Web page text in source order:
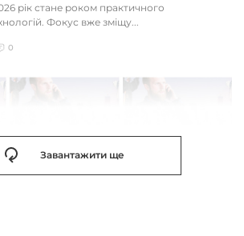
рік стане роком практичного
Фокус вже зміщу...
0
Завантажити ще